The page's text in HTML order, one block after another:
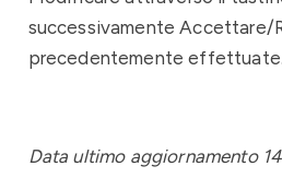
successivamente Accettare/
precedentemente effettuate.
Data ultimo aggiornamento